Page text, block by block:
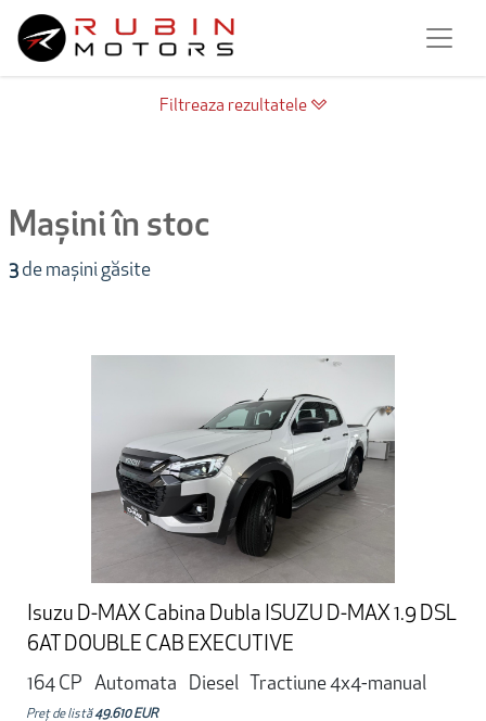
Filtreaza rezultatele
Mașini în stoc
3 de mașini găsite
Isuzu D-MAX Cabina Dubla ISUZU D-MAX 1.9 DSL
6AT DOUBLE CAB EXECUTIVE
164 CP
Automata Diesel Tractiune 4x4-manual
Preț de listă49.610 EUR